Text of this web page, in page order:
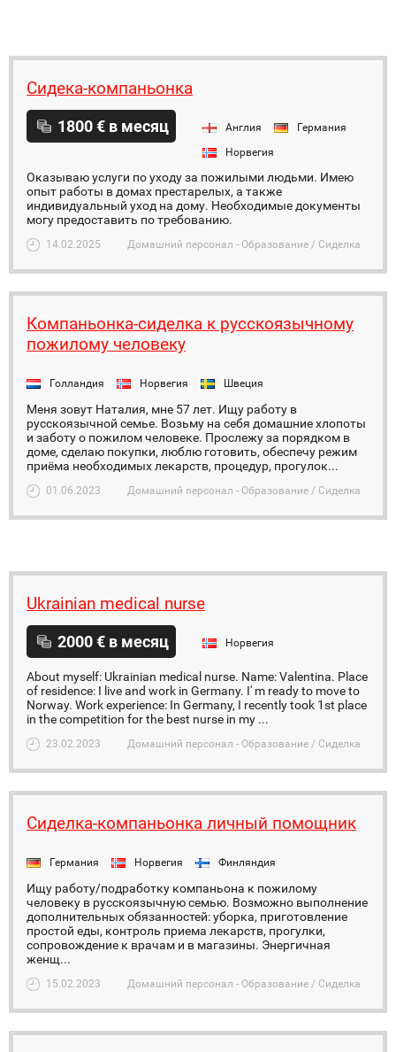
Сидека-компаньонка
1800 € в месяц Англия
Германия
Норвегия
Оказываю услуги по уходу за пожилыми людьми. Имею
опыт работы в домах престарелых, а также
индивидуальный уход на дому. Необходимые документы
могу предоставить по требованию.
14.02.2025 Домашний персонал - Образование / Сиделка
Компаньонка-сиделка к русскоязычному
пожилому человеку
Голландия Норвегия Швеция
Меня зовут Наталия, мне 57 лет. Ищу работу в
русскоязычной семье. Возьму на себя домашние хлопоты
и заботу о пожилом человеке. Прослежу за порядком в
доме, сделаю покупки, люблю готовить, обеспечу режим
приёма необходимых лекарств, процедур, прогулок...
01.06.2023 Домашний персонал - Образование / Сиделка
Ukrainian medical nurse
2000 € в месяц Норвегия
About myself: Ukrainian medical nurse. Name: Valentina. Place
of residence: I live and work in Germany. I' m ready to move to
Norway. Work experience: In Germany, I recently took 1st place
in the competition for the best nurse in my ...
23.02.2023 Домашний персонал - Образование / Сиделка
Сиделка-компаньонка личный помощник
Германия Норвегия Финляндия
Ищу работу/подработку компаньона к пожилому
человеку в русскоязычную семью. Возможно выполнение
дополнительных обязанностей: уборка, приготовление
простой еды, контроль приема лекарств, прогулки,
сопровождение к врачам и в магазины. Энергичная
женщ...
15.02.2023 Домашний персонал - Образование / Сиделка